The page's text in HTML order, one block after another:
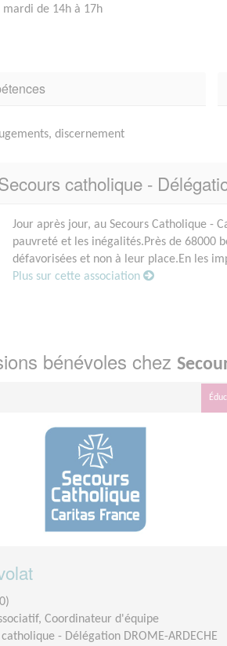
de 14h à 17h
discernement
catholique -
Jour après jour, au Secours Catholique -
pauvreté et les inégalités.Près de 68000
défavorisées et non à leur place.En les
Plus sur cette association
bénévoles chez
Coordinateur d'équipe
- Délégation DROME-ARDECHE